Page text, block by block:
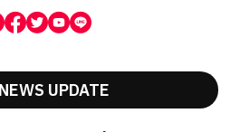
UPDATE